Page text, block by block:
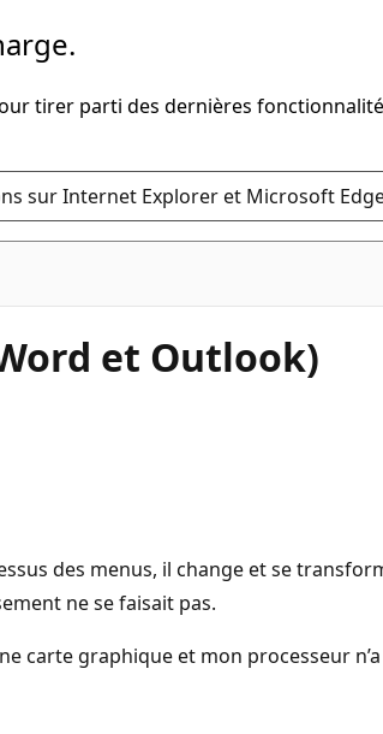
tirer parti des dernières
sur Internet Explorer et Microsoft
et Outlook)
des menus, il change et se
ne se faisait pas.
carte graphique et mon processeur